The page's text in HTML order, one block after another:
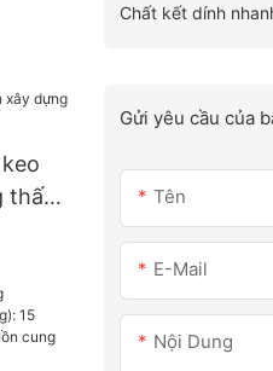
thấm
Chất kết dính
Gửi yêu cầu của
Tên
E-Mail
Nội Dung